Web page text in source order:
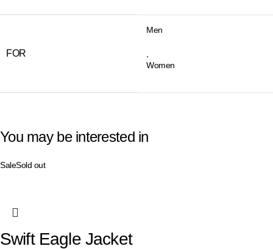
FOR
Men
Women
You may be interested in
SaleSold out
Swift Eagle Jacket